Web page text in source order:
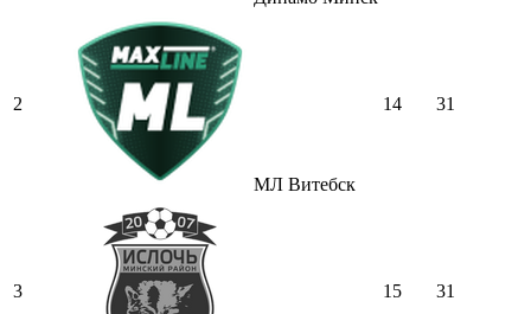
2
МЛ Витебск
14 31
3 15 31